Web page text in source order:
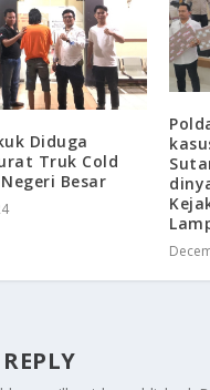
Diduga
Truk Cold
Besar